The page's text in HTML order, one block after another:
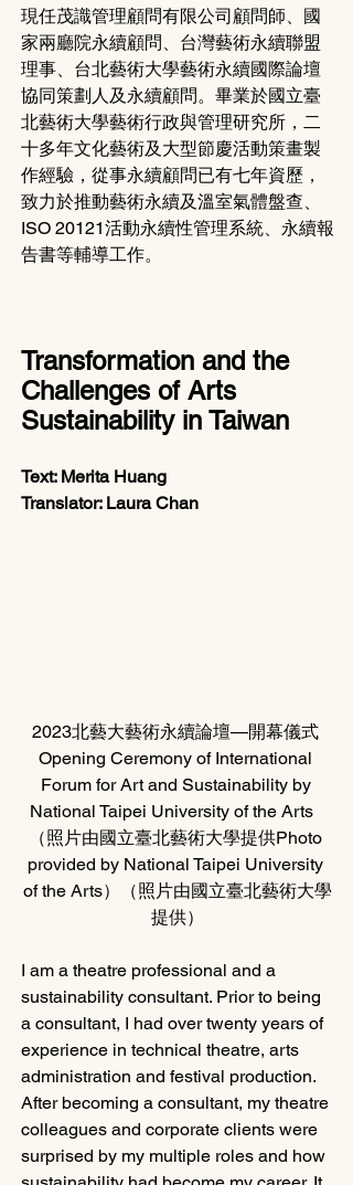
現任茂識管理顧問有限公司顧問師、國
家兩廳院永續顧問、台灣藝術永續聯盟
理事、台北藝術大學藝術永續國際論壇
協同策劃人及永續顧問。畢業於國立臺
北藝術大學藝術行政與管理研究所，二
十多年文化藝術及大型節慶活動策畫製
作經驗，從事永續顧問已有七年資歷，
致力於推動藝術永續及溫室氣體盤查、
ISO 20121活動永續性管理系統、永續報
告書等輔導工作。
Transformation and the
Challenges of Arts
Sustainability in Taiwan
Text: Merita Huang
Translator: Laura Chan
2023北藝大藝術永續論壇—開幕儀式
Opening Ceremony of International
Forum for Art and Sustainability by
National Taipei University of the Arts
（照片由國立臺北藝術大學提供Photo
provided by National Taipei University
of the Arts）（照片由國立臺北藝術大學
提供）
I am a theatre professional and a
sustainability consultant. Prior to being
a consultant, I had over twenty years of
experience in technical theatre, arts
administration and festival production.
After becoming a consultant, my theatre
colleagues and corporate clients were
surprised by my multiple roles and how